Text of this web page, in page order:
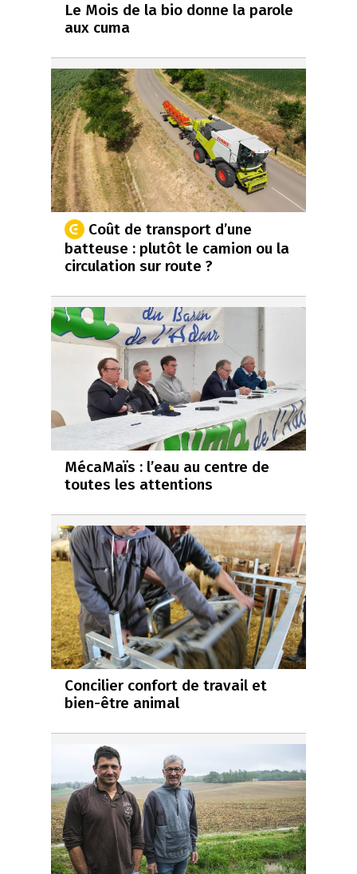
Le Mois de la bio donne la parole
aux cuma
Coût de transport d’une
batteuse : plutôt le camion ou la
circulation sur route ?
MécaMaïs : l’eau au centre de
toutes les attentions
Concilier confort de travail et
bien-être animal